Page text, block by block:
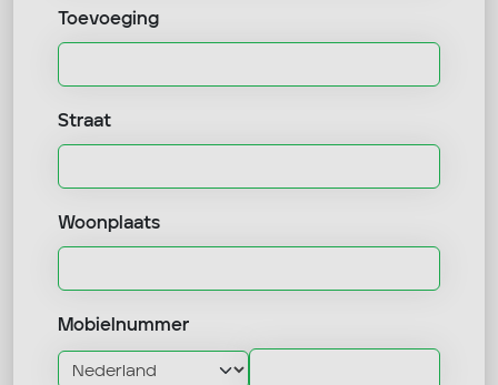
Toevoeging
Straat
Woonplaats
Mobielnummer